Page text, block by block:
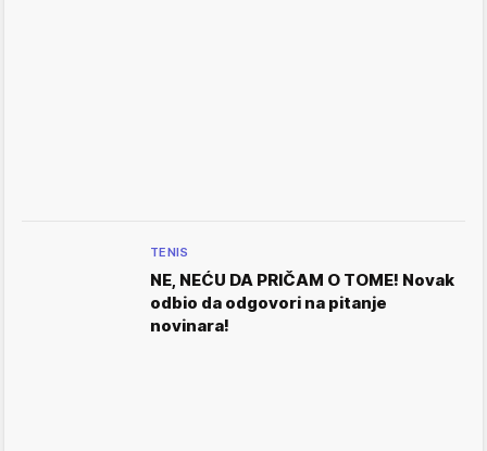
TENIS
NE, NEĆU DA PRIČAM O TOME! Novak
odbio da odgovori na pitanje
novinara!